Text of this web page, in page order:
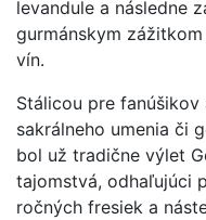
levandule a následne
gurmánskym
vín.
Stálicou pre fanúšikov
sakrálneho umenia či
bol už tradične výlet
tajomstvá, odhaľujúci
ročných fresiek a